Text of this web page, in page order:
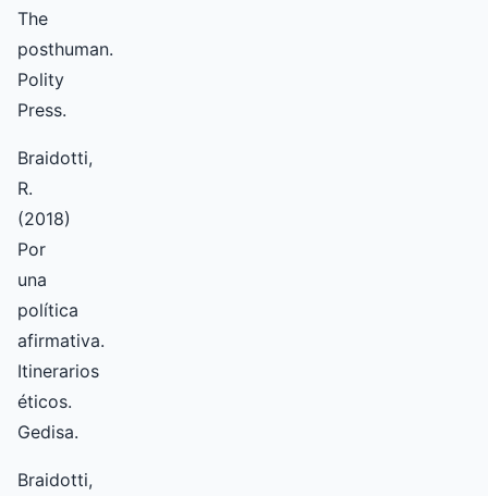
The
posthuman.
Polity
Press.
Braidotti,
R.
(2018)
Por
una
política
afirmativa.
Itinerarios
éticos.
Gedisa.
Braidotti,